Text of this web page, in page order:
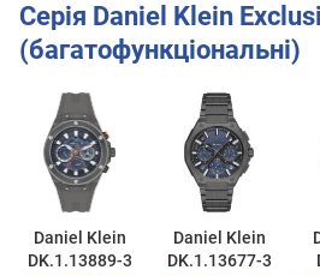
Серія Daniel Klein
(багатофункціональні)
Daniel Klein
DK.1.13889-3
Daniel Klein
DK.1.13677-3